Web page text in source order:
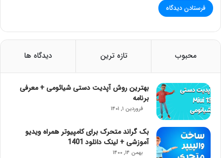
محبوب تازه ترین دیدگاه ها
بهترین روش آپدیت دستی شیائومی + معرفی
برنامه
فروردین ۱, ۱۴۰۱
بک گراند متحرک برای کامپیوتر همراه ویدیو
آموزشی + لینک دانلود 1401
بهمن ۱۴, ۱۴۰۰